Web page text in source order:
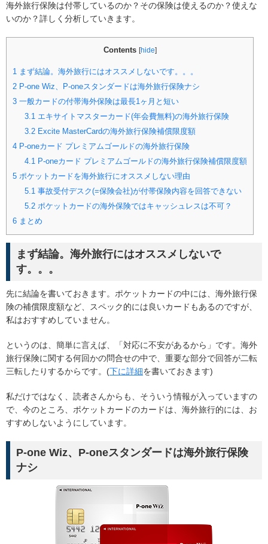
海外旅行保険は付帯しているのか？その保険は使えるのか？使えな
いのか？詳しく分析していきます。
Contents [hide]
1 まず結論。海外旅行にはオススメしないです。。。
2 P-one Wiz、P-oneスタンダードは海外旅行保険ナシ
3 一般カードの付帯海外保険は最長1ヶ月と短い
3.1エキサイトマスターカード(年会費無料)の海外旅行保険
3.2Excite MasterCardの海外旅行保険補償限度額
4 P-oneカード プレミアムゴールドの海外旅行保険
4.1P-oneカード プレミアムゴールドの海外旅行保険補償限度額
5 ポケットカードを海外旅行にオススメしない理由
5.1事故受付デスク(=保険会社)が付帯保険内容を回答できない
5.2ポケットカードの海外保険ではキャッシュレスは不可？
6 まとめ
まず結論。海外旅行にはオススメしないで
す。。。
先に結論を書いておきます。ポケットカードの中には、海外旅行保
険の補償限度額など、スペック的には良いカードもあるのですが、
私はおすすめしていません。
というのは、簡単に言えば、「対応に不安があるから」です。海外
旅行保険に関する何回かの問合せの中で、重要な部分で回答が二転
三転したりするからです。(下に詳細を書いておきます)
私だけではなく、読者さんからも、そういう情報が入っていますの
で、今のところ、ポケットカードのカードは、海外旅行的には、お
すすめしないようにしています。
P-one Wiz、P-oneスタンダードは海外旅行保険
ナシ